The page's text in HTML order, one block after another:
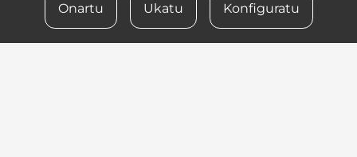
GURE LAN TALDERA BATU
Onartu Ukatu Konfiguratu